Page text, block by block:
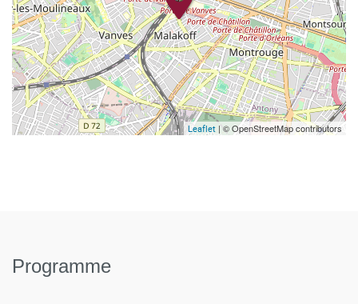
Leaflet | © OpenStreetMap contributors
Programme